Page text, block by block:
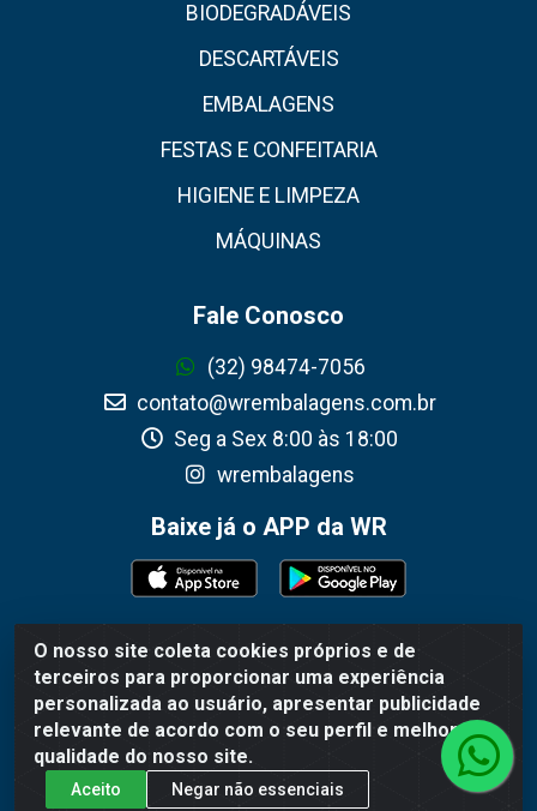
O nosso site coleta cookies próprios e de
terceiros para proporcionar uma experiência
personalizada ao usuário, apresentar publicidade
relevante de acordo com o seu perfil e melhorar a
qualidade do nosso site.
Aceito Negar não essenciais
BIODEGRADÁVEIS
DESCARTÁVEIS
EMBALAGENS
FESTAS E CONFEITARIA
HIGIENE E LIMPEZA
MÁQUINAS
Fale Conosco
(32) 98474-7056
contato@wrembalagens.com.br
Seg a Sex 8:00 às 18:00
wrembalagens
Baixe já o APP da WR
WR Embalagens - R. Cel. Teodoro Gomes de Araújo, 1360 -
Grogotó - Barbacena / MG - CEP 36202-628 - CNPJ
02.692.206/0001-55